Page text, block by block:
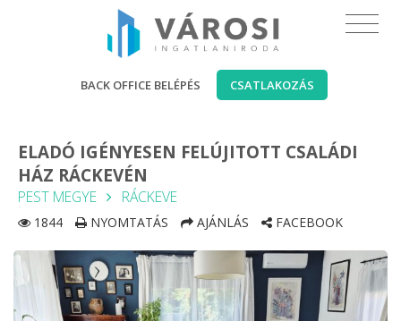
BACK OFFICE BELÉPÉS CSATLAKOZÁS
ELADÓ IGÉNYESEN FELÚJITOTT CSALÁDI
HÁZ RÁCKEVÉN
PEST MEGYE RÁCKEVE
1844 NYOMTATÁS AJÁNLÁS FACEBOOK